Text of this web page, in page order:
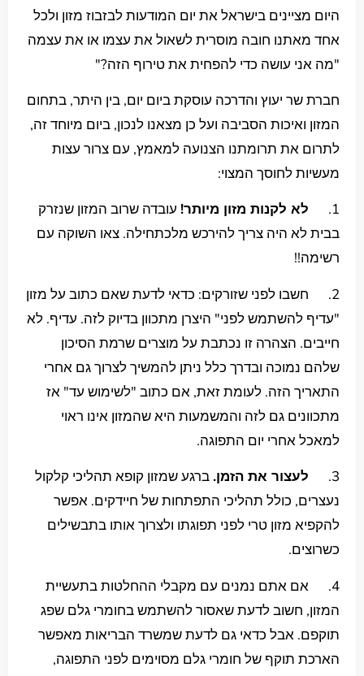
היום מציינים בישראל את יום המודעות לבזבוז מזון ולכל
אחד מאתנו חובה מוסרית לשאול את עצמו או את עצמה
"מה אני עושה כדי להפחית את טירוף הזה?"
חברת שר יעוץ והדרכה עוסקת ביום יום, בין היתר, בתחום
המזון ואיכות הסביבה ועל כן מצאנו לנכון, ביום מיוחד זה,
לתרום את תרומתנו הצנועה למאמץ, עם צרור עצות
מעשיות לחוסך המצוי:
1.
לא לקנות מזון מיותר! עובדה שרוב המזון שנזרק
בבית לא היה צריך להירכש מלכתחילה. צאו השוקה עם
רשימה!!
2. חשבו לפני שזורקים: כדאי לדעת שאם כתוב על מזון
"עדיף להשתמש לפני" היצרן מתכוון בדיוק לזה. עדיף. לא
חייבים. הצהרה זו נכתבת על מוצרים שרמת הסיכון
שלהם נמוכה ובדרך כלל ניתן להמשיך לצרוך גם אחרי
התאריך הזה. לעומת זאת, אם כתוב "לשימוש עד" אז
מתכוונים גם לזה והמשמעות היא שהמזון אינו ראוי
למאכל אחרי יום התפוגה.
3.
לעצור את הזמן. ברגע שמזון קופא תהליכי קלקול
נעצרים, כולל תהליכי התפתחות של חיידקים. אפשר
להקפיא מזון טרי לפני תפוגתו ולצרוך אותו בתבשילים
כשרוצים.
4. אם אתם נמנים עם מקבלי ההחלטות בתעשיית
המזון, חשוב לדעת שאסור להשתמש בחומרי גלם שפג
תוקפם. אבל כדאי גם לדעת שמשרד הבריאות מאפשר
הארכת תוקף של חומרי גלם מסוימים לפני התפוגה,